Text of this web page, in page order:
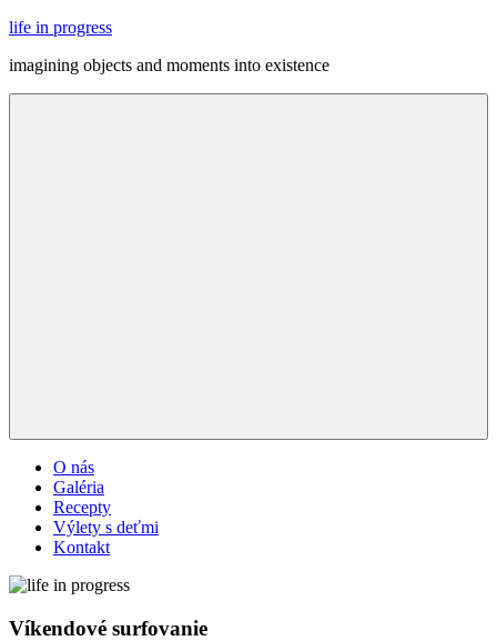
Skip
content
life in progress
imagining objects and moments into existence
O nás
Galéria
Recepty
Výlety s deťmi
Kontakt
Víkendové surfovanie